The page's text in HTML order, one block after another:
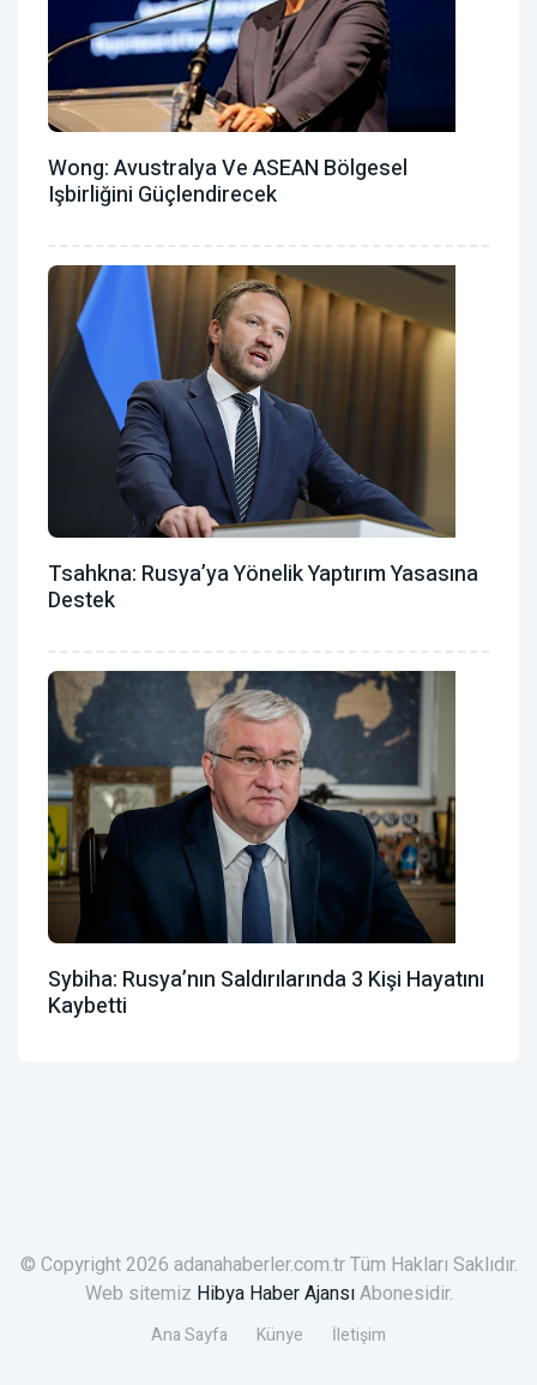
Wong: Avustralya Ve ASEAN Bölgesel
Işbirliğini Güçlendirecek
Tsahkna: Rusya’ya Yönelik Yaptırım Yasasına
Destek
Sybiha: Rusya’nın Saldırılarında 3 Kişi Hayatını
Kaybetti
© Copyright 2026 adanahaberler.com.tr Tüm Hakları Saklıdır.
Web sitemiz Hibya Haber AjansıAbonesidir.
Ana Sayfa Künye İletişim